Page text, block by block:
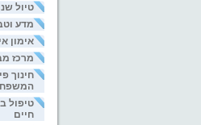
טיול
מדע
אימון
מרכז
חינוך
טיפול
חיים